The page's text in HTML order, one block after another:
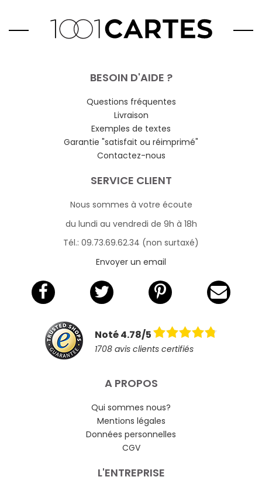
BESOIN D'AIDE ?
Questions fréquentes
Livraison
Exemples de textes
Garantie "satisfait ou réimprimé"
Contactez-nous
SERVICE CLIENT
Nous sommes à votre écoute
du lundi au vendredi de 9h à 18h
Tél.: 09.73.69.62.34 (non surtaxé)
Envoyer un email
Noté 4.78/5
1708 avis clients certifiés
A PROPOS
Qui sommes nous?
Mentions légales
Données personnelles
CGV
L'ENTREPRISE